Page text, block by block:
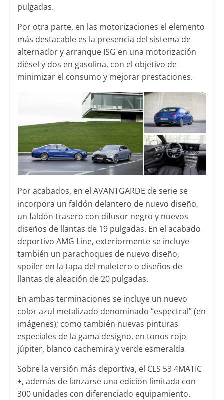
pulgadas.
Por otra parte, en las motorizaciones el elemento
más destacable es la presencia del sistema de
alternador y arranque ISG en una motorización
diésel y dos en gasolina, con el objetivo de
minimizar el consumo y mejorar prestaciones.
Por acabados, en el AVANTGARDE de serie se
incorpora un faldón delantero de nuevo diseño,
un faldón trasero con difusor negro y nuevos
diseños de llantas de 19 pulgadas. En el acabado
deportivo AMG Line, exteriormente se incluye
también un parachoques de nuevo diseño,
spoiler en la tapa del maletero o diseños de
llantas de aleación de 20 pulgadas.
En ambas terminaciones se incluye un nuevo
color azul metalizado denominado “espectral” (en
imágenes); como también nuevas pinturas
especiales de la gama designo, en tonos rojo
júpiter, blanco cachemira y verde esmeralda
Sobre la versión más deportiva, el CLS 53 4MATIC
+, además de lanzarse una edición limitada con
300 unidades con diferenciado equipamiento.